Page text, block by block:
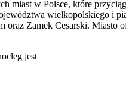
miast w Polsce, które
wielkopolskiego i
oraz Zamek Cesarski.
jest